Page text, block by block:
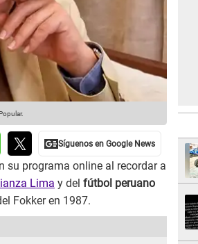
su programa online al recordar a
Lima y del fútbol peruano
Fokker en 1987.